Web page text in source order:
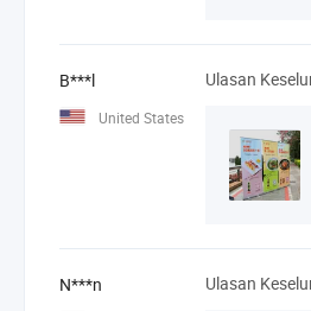
B***l
United States
Ulasan
N***n Ulasan